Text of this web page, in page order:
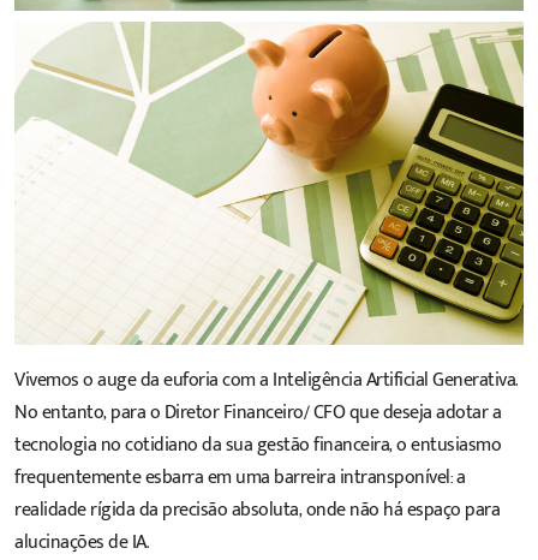
Vivemos o auge da euforia com a Inteligência Artificial Generativa.
No entanto, para o Diretor Financeiro/ CFO que deseja adotar a
tecnologia no cotidiano da sua gestão financeira, o entusiasmo
frequentemente esbarra em uma barreira intransponível: a
realidade rígida da precisão absoluta, onde não há espaço para
alucinações de IA.